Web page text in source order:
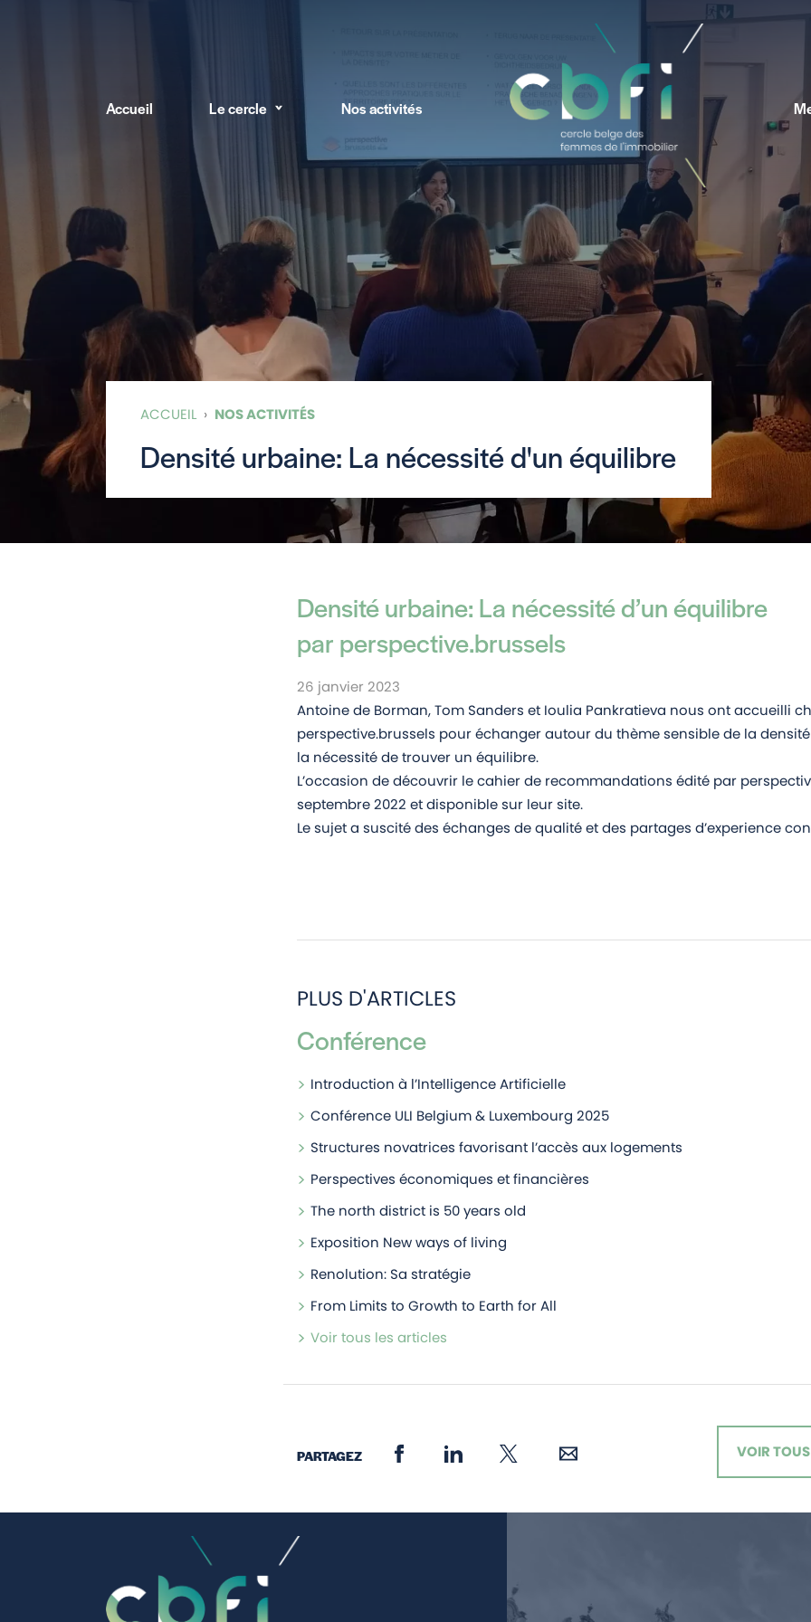
Accueil Le cercle Nos activités
ACCUEIL › NOS ACTIVITÉS
Densité urbaine: La nécessité d'un équilibre
Densité urbaine: La nécessité d’un équilibre
par perspective.brussels
26 janvier 2023
Antoine de Borman, Tom Sanders et Ioulia Pankratieva nous ont accueilli
perspective.brussels pour échanger autour du thème sensible de la
la nécessité de trouver un équilibre.
L’occasion de découvrir le cahier de recommandations édité par
septembre 2022 et disponible sur leur site.
Le sujet a suscité des échanges de qualité et des partages d’experience
PLUS D'ARTICLES
Conférence
Introduction à l’Intelligence Artificielle
Conférence ULI Belgium & Luxembourg 2025
Structures novatrices favorisant l’accès aux logements
Perspectives économiques et financières
The north district is 50 years old
Exposition New ways of living
Renolution: Sa stratégie
From Limits to Growth to Earth for All
Voir tous les articles
PARTAGEZ VOIR